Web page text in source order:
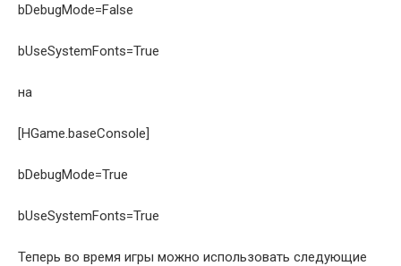
bDebugMode=False
bUseSystemFonts=True
на
[HGame.baseConsole]
bDebugMode=True
bUseSystemFonts=True
Теперь во время игры можно использовать следующие